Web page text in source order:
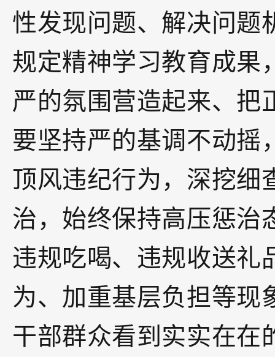
性发现问题、解决问题
规定精神学习教育成果
严的氛围营造起来、把
要坚持严的基调不动摇
顶风违纪行为，深挖细
治，始终保持高压惩治
违规吃喝、违规收送礼
为、加重基层负担等现
干部群众看到实实在在